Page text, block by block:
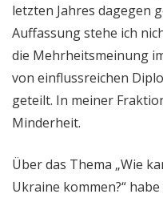
letzten Jahres dagegen
Auffassung stehe ich
die Mehrheitsmeinung
von einflussreichen
geteilt. In meiner
Minderheit.
Über das Thema „Wie
Ukraine kommen?“